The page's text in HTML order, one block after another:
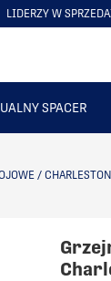
LIDERZY W
SPACER
/